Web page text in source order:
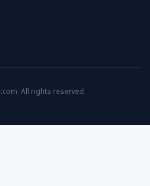
All rights reserved.